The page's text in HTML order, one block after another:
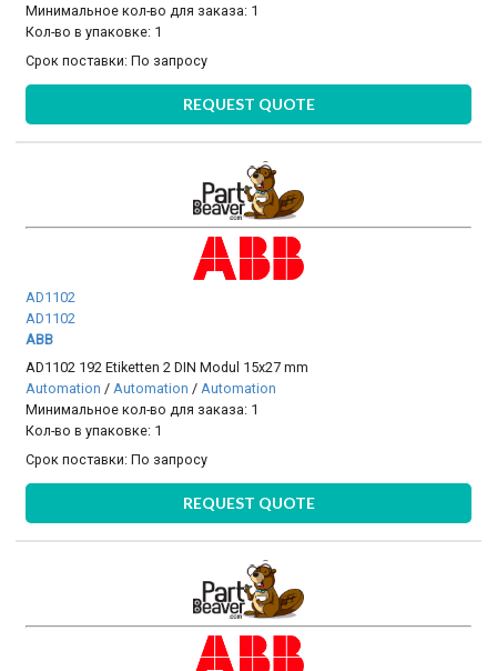
Минимальное кол-во для заказа: 1
Кол-во в упаковке: 1
Срок поставки:По запросу
REQUEST QUOTE
AD1102
AD1102
ABB
AD1102 192 Etiketten 2 DIN Modul 15x27 mm
Automation /Automation /Automation
Минимальное кол-во для заказа: 1
Кол-во в упаковке: 1
Срок поставки:По запросу
REQUEST QUOTE